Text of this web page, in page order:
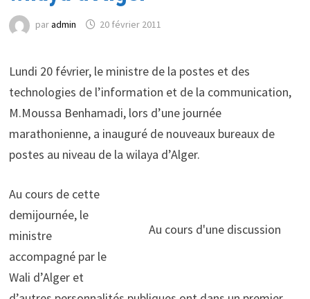
paradmin 20 février 2011
Lundi 20 février, le ministre de la postes et des
technologies de l’information et de la communication,
M.Moussa Benhamadi, lors d’une journée
marathonienne, a inauguré de nouveaux bureaux de
postes au niveau de la wilaya d’Alger.
Au cours d'une discussion
Au cours de cette
demijournée, le
ministre
accompagné par le
Wali d’Alger et